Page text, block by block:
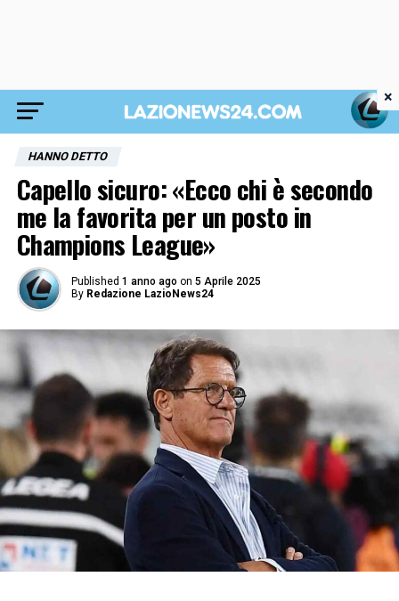
HANNO DETTO
Capello sicuro: «Ecco chi è secondo
me la favorita per un posto in
Champions League»
Published 1 anno ago on 5 Aprile 2025
By Redazione LazioNews24
×